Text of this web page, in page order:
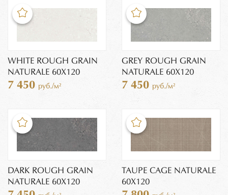
WHITE ROUGH GRAIN
NATURALE 60X120
7 450 руб./м²
GREY ROUGH GRAIN
NATURALE 60X120
7 450 руб./м²
DARK ROUGH GRAIN
NATURALE 60X120
TAUPE CAGE NATURALE
60X120